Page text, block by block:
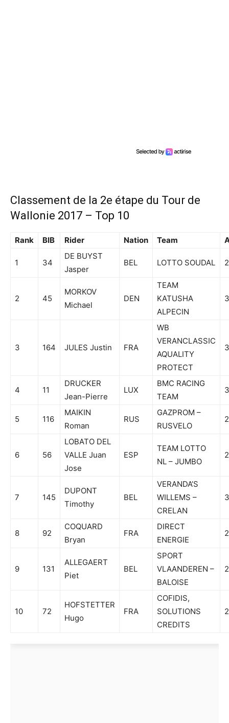
Classement de la 2e étape du Tour de
Wallonie 2017 – Top 10
Rank BIB Rider Nation Team
1 34
DE BUYST
Jasper
BEL LOTTO SOUDAL
2 45
MORKOV
Michael
DEN
TEAM
KATUSHA
ALPECIN
3 164 JULES Justin FRA
WB
VERANCLASSIC
AQUALITY
PROTECT
4 11
DRUCKER
Jean-Pierre
LUX
BMC RACING
TEAM
5 116
MAIKIN
Roman
RUS
GAZPROM –
RUSVELO
6 56
LOBATO DEL
VALLE Juan
Jose
ESP
TEAM LOTTO
NL – JUMBO
7 145
DUPONT
Timothy
BEL
VERANDA’S
WILLEMS –
CRELAN
8 92
COQUARD
Bryan
FRA
DIRECT
ENERGIE
9 131
ALLEGAERT
Piet
BEL
SPORT
VLAANDEREN –
BALOISE
10 72
HOFSTETTER
Hugo
FRA
COFIDIS,
SOLUTIONS
CREDITS